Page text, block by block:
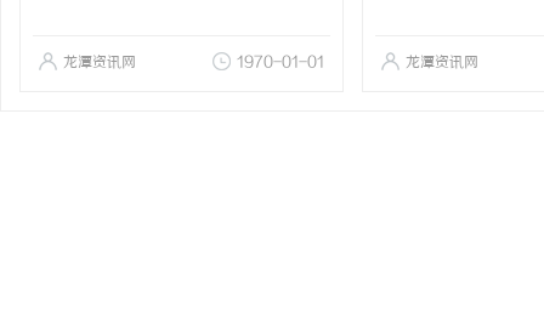
龙潭资讯网 1970-01-01 龙潭资讯网